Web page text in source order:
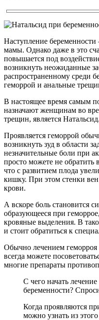
Наступление беременности
мамы. Однако даже в это
повышается под
возникнуть неожиданные
распространенному среди
геморрой и анальные
В настоящее время самым
назначают женщинам во
трещин, является Натальсид.
Проявляется геморрой
возникнуть зуд в области
незначительные боли при
просто можете не
что с развитием плода
кишку. При этом стенки вен
крови.
А вскоре боль становится
образующееся при
кровяные выделения. В
и стоит обратиться к
Обычно лечением геморроя
всегда можете
многие препараты
С чего начать
беременности?
Когда проявляются
можно узнать из этого